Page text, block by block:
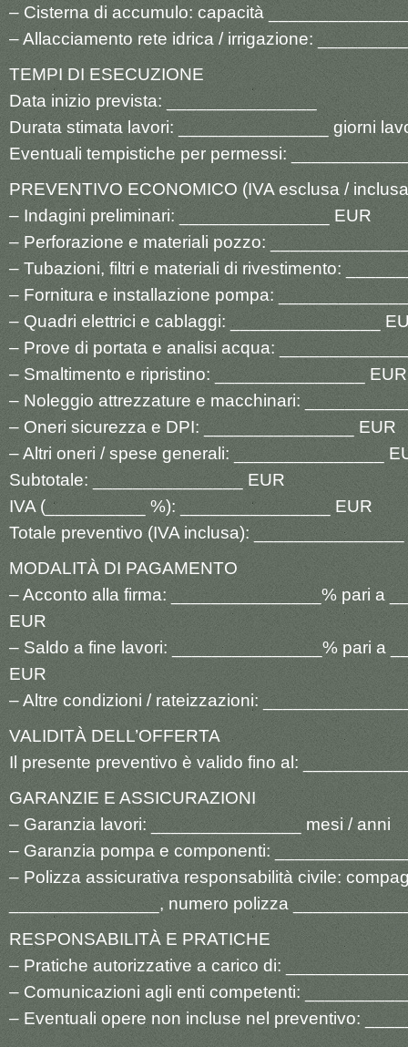
– Cisterna di accumulo: capacità
– Allacciamento rete idrica / irrigazione:
TEMPI DI ESECUZIONE
Data inizio prevista: _______________
Durata stimata lavori: _______________ giorni
Eventuali tempistiche per permessi:
PREVENTIVO ECONOMICO (IVA esclusa /
– Indagini preliminari: _______________ EUR
– Perforazione e materiali pozzo:
– Tubazioni, filtri e materiali di rivestimento:
– Fornitura e installazione pompa:
– Quadri elettrici e cablaggi: _______________
– Prove di portata e analisi acqua:
– Smaltimento e ripristino: _______________ EUR
– Noleggio attrezzature e macchinari:
– Oneri sicurezza e DPI: _______________ EUR
– Altri oneri / spese generali: _______________
Subtotale: _______________ EUR
IVA (__________ %): _______________ EUR
Totale preventivo (IVA inclusa):
MODALITÀ DI PAGAMENTO
– Acconto alla firma: _______________% pari a
EUR
– Saldo a fine lavori: _______________% pari a
EUR
– Altre condizioni / rateizzazioni:
VALIDITÀ DELL’OFFERTA
Il presente preventivo è valido fino al:
GARANZIE E ASSICURAZIONI
– Garanzia lavori: _______________ mesi / anni
– Garanzia pompa e componenti:
– Polizza assicurativa responsabilità civile:
_______________, numero polizza
RESPONSABILITÀ E PRATICHE
– Pratiche autorizzative a carico di:
– Comunicazioni agli enti competenti:
– Eventuali opere non incluse nel preventivo: